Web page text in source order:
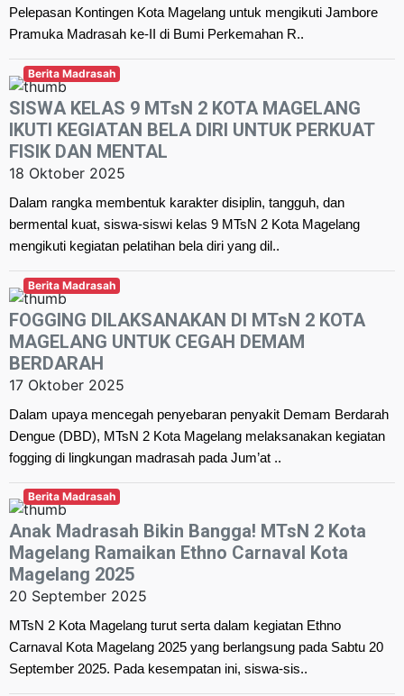
Pelepasan Kontingen Kota Magelang untuk mengikuti Jambore
Pramuka Madrasah ke-II di Bumi Perkemahan R..
Berita Madrasah
SISWA KELAS 9 MTsN 2 KOTA MAGELANG
IKUTI KEGIATAN BELA DIRI UNTUK PERKUAT
FISIK DAN MENTAL
18 Oktober 2025
Dalam rangka membentuk karakter disiplin, tangguh, dan
bermental kuat, siswa-siswi kelas 9 MTsN 2 Kota Magelang
mengikuti kegiatan pelatihan bela diri yang dil..
Berita Madrasah
FOGGING DILAKSANAKAN DI MTsN 2 KOTA
MAGELANG UNTUK CEGAH DEMAM
BERDARAH
17 Oktober 2025
Dalam upaya mencegah penyebaran penyakit Demam Berdarah
Dengue (DBD), MTsN 2 Kota Magelang melaksanakan kegiatan
fogging di lingkungan madrasah pada Jum’at ..
Berita Madrasah
Anak Madrasah Bikin Bangga! MTsN 2 Kota
Magelang Ramaikan Ethno Carnaval Kota
Magelang 2025
20 September 2025
MTsN 2 Kota Magelang turut serta dalam kegiatan Ethno
Carnaval Kota Magelang 2025 yang berlangsung pada Sabtu 20
September 2025. Pada kesempatan ini, siswa-sis..